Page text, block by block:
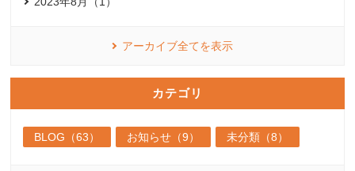
アーカイブ全てを表示
カテゴリ
BLOG（63） お知らせ（9） 未分類（8）